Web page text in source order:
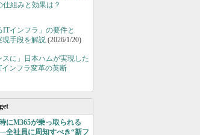
組みと効果は？
ITインフラ」の要件と
手段を解説 (2026/1/20)
スに」日本ハムが実現した
ンフラ変革の英断
にM365が乗っ取られる
社員に周知すべき“新フ